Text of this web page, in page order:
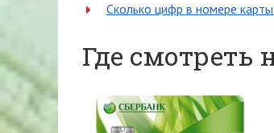
Сколько цифр в номере
Где смотреть